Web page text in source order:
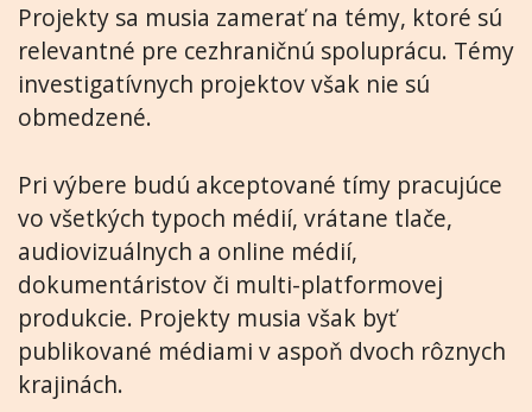
Projekty sa musia zamerať na témy, ktoré sú
relevantné pre cezhraničnú spoluprácu. Témy
investigatívnych projektov však nie sú
obmedzené.
Pri výbere budú akceptované tímy pracujúce
vo všetkých typoch médií, vrátane tlače,
audiovizuálnych a online médií,
dokumentáristov či multi-platformovej
produkcie. Projekty musia však byť
publikované médiami v aspoň dvoch rôznych
krajinách.